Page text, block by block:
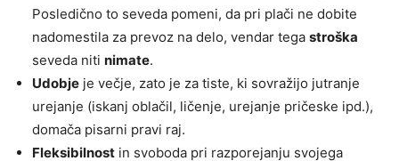
Posledično to seveda pomeni, da pri plači ne dobite
nadomestila za prevoz na delo, vendar tega stroška
seveda niti nimate.
Udobje je večje, zato je za tiste, ki sovražijo jutranje
urejanje (iskanj oblačil, ličenje, urejanje pričeske ipd.),
domača pisarni pravi raj.
Fleksibilnost in svoboda pri razporejanju svojega